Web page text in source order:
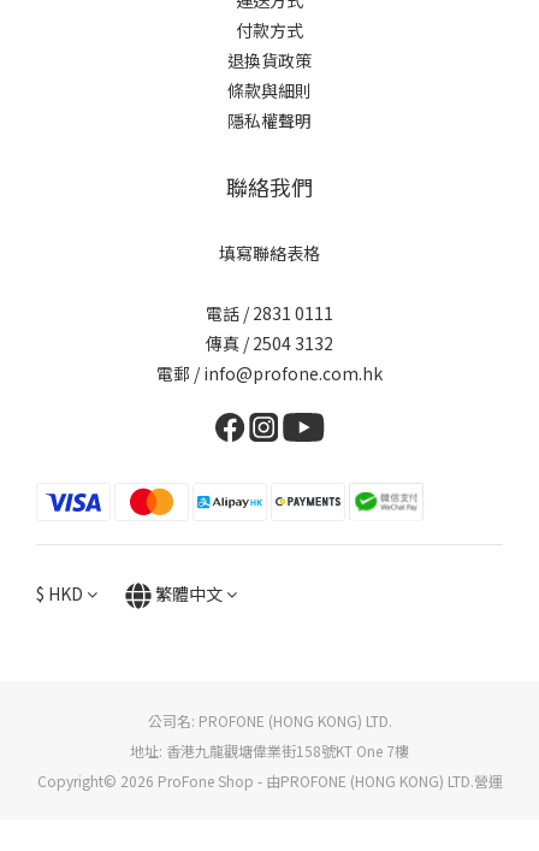
付款方式
退換貨政策
條款與細則
隱私權聲明
聯絡我們
填寫聯絡表格
電話 / 2831 0111
傳真 / 2504 3132
電郵 / info@profone.com.hk
$ HKD 繁體中文
公司名: PROFONE (HONG KONG) LTD.
地址: 香港九龍觀塘偉業街158號KT One 7樓
Copyright© 2026 ProFone Shop - 由PROFONE (HONG KONG) LTD.營運